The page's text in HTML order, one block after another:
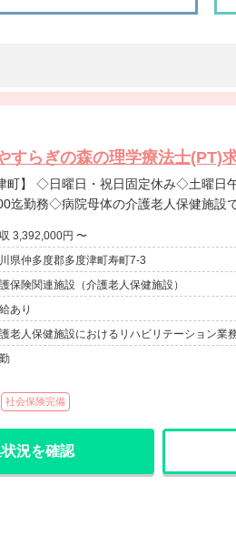
すらぎの森の理学療法士(PT)
勤した場合は平
迄勤務◇病院母体の介護老人保健施設
年収 3,392,000円 〜
県仲多度郡多度津町寿町7-3
保険関連施設（介護老人保健施設）
あり
老人保健施設におけるリハビリテーション業
社会保険完備
況を確認